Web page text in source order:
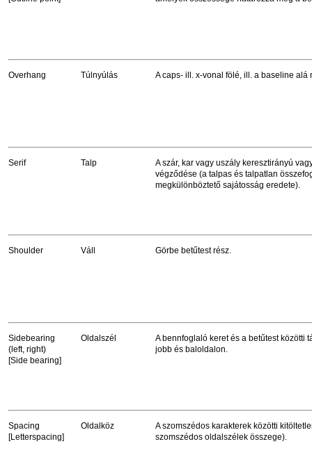
Overhang Túlnyúlás A caps- ill. x-vonal fölé, ill. a baseline alá
Serif Talp
A szár, kar vagy uszály keresztirányú
végződése (a talpas és talpatlan
megkülönböztető sajátosság eredete).
Shoulder Váll Görbe betűtest rész.
Sidebearing
(left, right)
[Side bearing]
Oldalszél
A bennfoglaló keret és a betűtest közötti
jobb és baloldalon.
Spacing
[Letterspacing]
Oldalköz
A szomszédos karakterek közötti
szomszédos oldalszélek összege).